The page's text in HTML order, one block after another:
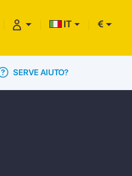
IT €
SERVE AIUTO?